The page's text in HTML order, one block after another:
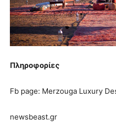
Πληροφορίες
Fb page: Merzouga Luxury
newsbeast.gr